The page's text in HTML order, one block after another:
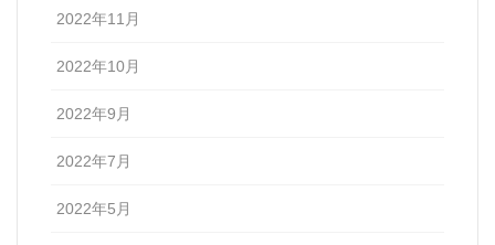
2022年11月
2022年10月
2022年9月
2022年7月
2022年5月